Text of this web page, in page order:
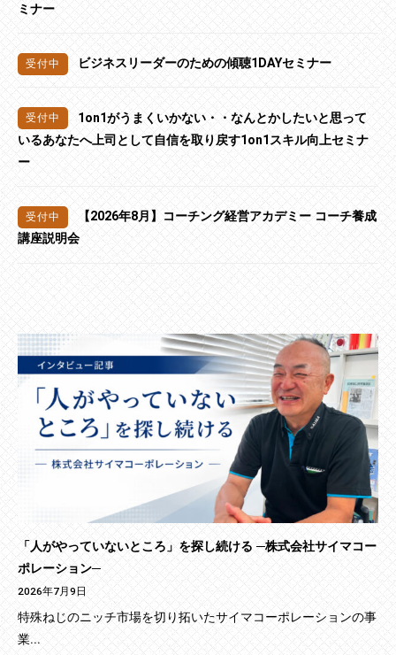
ミナー
ビジネスリーダーのための傾聴1DAYセミナー
1on1がうまくいかない・・なんとかしたいと思って
いるあなたへ上司として自信を取り戻す1on1スキル向上セミナ
ー
【2026年8月】コーチング経営アカデミー コーチ養成
講座説明会
「人がやっていないところ」を探し続ける ─株式会社サイマコー
ポレーション─
2026年7月9日
特殊ねじのニッチ市場を切り拓いたサイマコーポレーションの事
業...